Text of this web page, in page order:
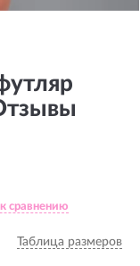
сравнению
Таблица размеров